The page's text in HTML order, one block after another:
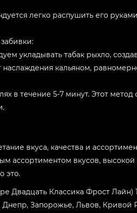
легко распушить его
укладывать табак рыхло,
кальяном,
в течение 5-7 минут. Этот
вкуса, качества и
ассортиментом вкусов,
это.
Двадцать Классика Фрост
Днепр, Запорожье, Львов,